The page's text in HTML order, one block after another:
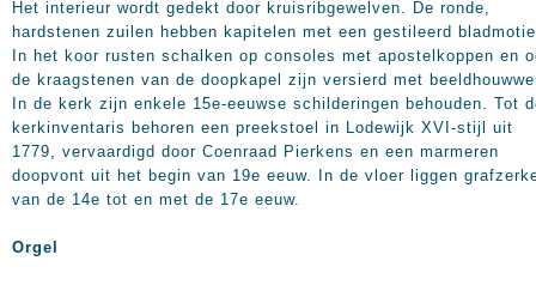
Het interieur wordt gedekt door kruisribgewelven. De ronde,
hardstenen zuilen hebben kapitelen met een gestileerd
In het koor rusten schalken op consoles met apostelkoppen en
de kraagstenen van de doopkapel zijn versierd met
In de kerk zijn enkele 15e-eeuwse schilderingen behouden. Tot
kerkinventaris behoren een preekstoel in Lodewijk XVI-stijl uit
1779, vervaardigd door Coenraad Pierkens en een marmeren
doopvont uit het begin van 19e eeuw. In de vloer liggen
van de 14e tot en met de 17e eeuw.
Orgel